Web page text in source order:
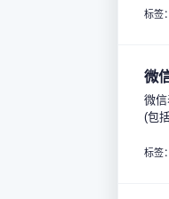
标签：
微
微
(包
标签：